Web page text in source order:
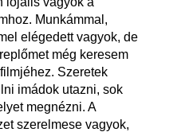
Munkámmal,
elégedett vagyok, de
még keresem
Szeretek
imádok utazni, sok
megnézni. A
szerelmese vagyok,